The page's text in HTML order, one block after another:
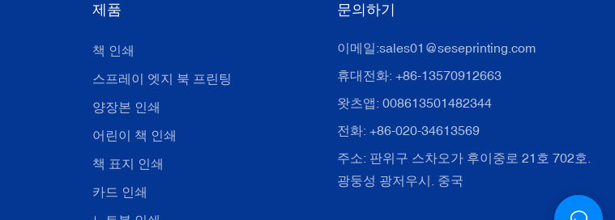
제품
책 인쇄
스프레이 엣지 북 프린팅
양장본 인쇄
어린이 책 인쇄
책 표지 인쇄
카드 인쇄
문의하기
이메일:sales01@seseprinting.com
휴대전화: +86-13570912663
왓츠앱: 008613501482344
전화: +86-020-34613569
주소: 판위구 스차오가 후이중로 21호 702호.
광둥성 광저우시. 중국